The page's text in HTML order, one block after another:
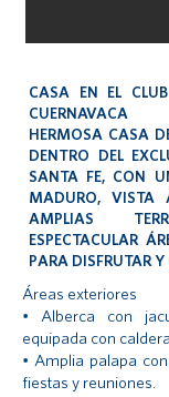
CASA EN EL
CUERNAVACA
HERMOSA CASA
DENTRO DEL
SANTA FE, CON
MADURO, VISTA
AMPLIAS
ESPECTACULAR
PARA DISFRUTAR
Áreas exteriores
• Alberca con
equipada con
• Amplia palapa
fiestas y reuniones.